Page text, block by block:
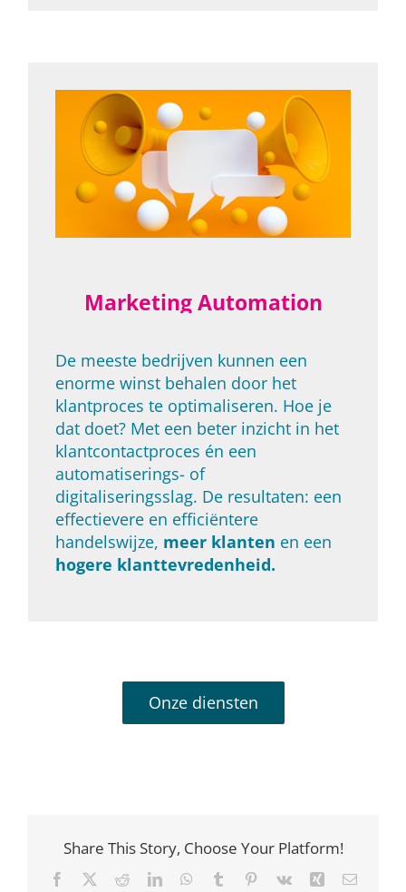
Marketing Automation
De meeste bedrijven kunnen een
enorme winst behalen door het
klantproces te optimaliseren. Hoe je
dat doet? Met een beter inzicht in het
klantcontactproces én een
automatiserings- of
digitaliseringsslag. De resultaten: een
effectievere en efficiëntere
handelswijze, meer klanten en een
hogere klanttevredenheid.
Onze diensten
Share This Story, Choose Your Platform!
Facebook RedditLinkedInWhatsApp
Tumblr Pinterest
Vk Xing E-